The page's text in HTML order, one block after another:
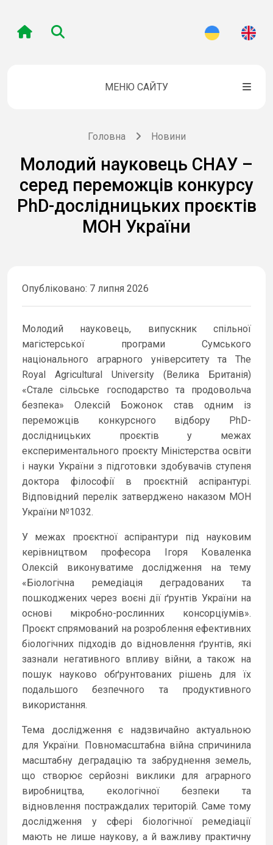
МЕНЮ САЙТУ
Головна Новини
Молодий науковець СНАУ –
серед переможців конкурсу
PhD-дослідницьких проєктів
МОН України
Опубліковано: 7 липня 2026
Молодий науковець, випускник спільної
магістерської програми Сумського
національного аграрного університету та The
Royal Agricultural University (Велика Британія)
«Стале сільське господарство та продовольча
безпека» Олексій Божонок став одним із
переможців конкурсного відбору PhD-
дослідницьких проєктів у межах
експериментального проєкту Міністерства освіти
і науки України з підготовки здобувачів ступеня
доктора філософії в проєктній аспірантурі.
Відповідний перелік затверджено наказом МОН
України №1032.
У межах проєктної аспірантури під науковим
керівництвом професора Ігоря Коваленка
Олексій виконуватиме дослідження на тему
«Біологічна ремедіація деградованих та
пошкоджених через воєні дії ґрунтів України на
основі мікробно-рослинних консорціумів».
Проєкт спрямований на розроблення ефективних
біологічних підходів до відновлення ґрунтів, які
зазнали негативного впливу війни, а також на
пошук науково обґрунтованих рішень для їх
подальшого безпечного та продуктивного
використання.
Тема дослідження є надзвичайно актуальною
для України. Повномасштабна війна спричинила
масштабну деградацію та забруднення земель,
що створює серйозні виклики для аграрного
виробництва, екологічної безпеки та
відновлення постраждалих територій. Саме тому
дослідження у сфері біологічної ремедіації
мають не лише наукову, а й важливу практичну